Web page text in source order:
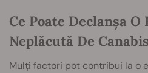
Ce Poate Declanșa
Neplăcută De
Mulți factori pot contribui la o